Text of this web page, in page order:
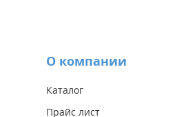
О компании
Каталог
Прайс лист